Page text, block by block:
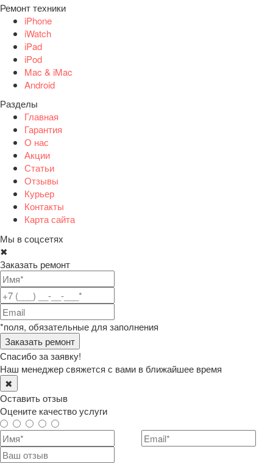
Ремонт техники
iPhone
iWatch
iPad
iPod
Mac & iMac
Android
Разделы
Главная
Гарантия
О нас
Акции
Статьи
Отзывы
Курьер
Контакты
Карта сайта
Мы в соцсетях
✖
Заказать ремонт
*поля, обязательные для заполнения
Спасибо за заявку!
Наш менеджер свяжется с вами в ближайшее время
✖
Оставить отзыв
Оцените качество услуги